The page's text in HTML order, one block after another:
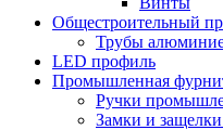
Общестроительный
Трубы
LED профиль
Промышленная
Ручки
Замки и